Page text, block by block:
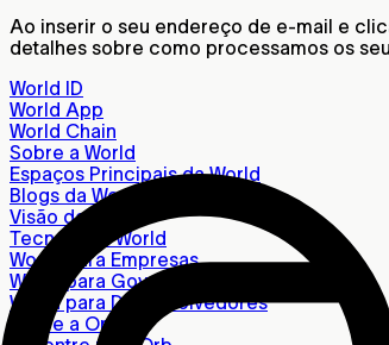
Ao inserir o seu endereço de e-mail e
detalhes sobre como processamos os
World ID
World App
World Chain
Sobre a World
Espaços Principais da World
Blogs da World
Visão da World
Tecnologia World
World para Empresas
World para Governos
World para Desenvolvedores
Sobre a Orb